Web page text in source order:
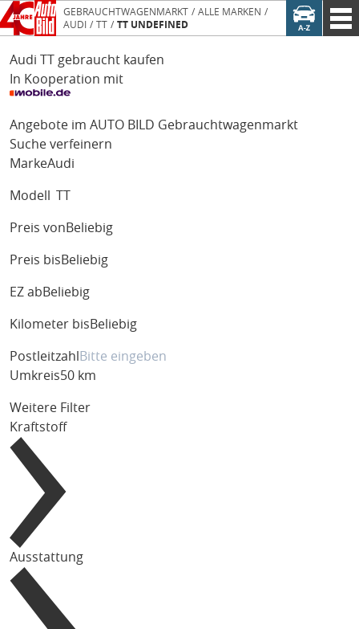
GEBRAUCHTWAGENMARKT
ALLE MARKEN
AUDI
TT TT UNDEFINED
Audi TT gebraucht kaufen
In Kooperation mit
Angebote im AUTO BILD Gebrauchtwagenmarkt
Suche verfeinern
MarkeAudi
Modell TT
Preis von Beliebig
Preis bis Beliebig
EZ ab Beliebig
Kilometer bis Beliebig
Postleitzahl
Umkreis50 km
Weitere Filter
Kraftstoff
Ausstattung